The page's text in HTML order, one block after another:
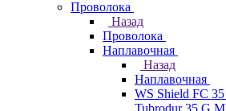
Проволока
Назад
Проволока
Наплавочная
Назад
Наплавочная
WS Shield FC
Tubrodur 35 G